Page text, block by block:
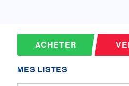
ACHETER
MES LISTES